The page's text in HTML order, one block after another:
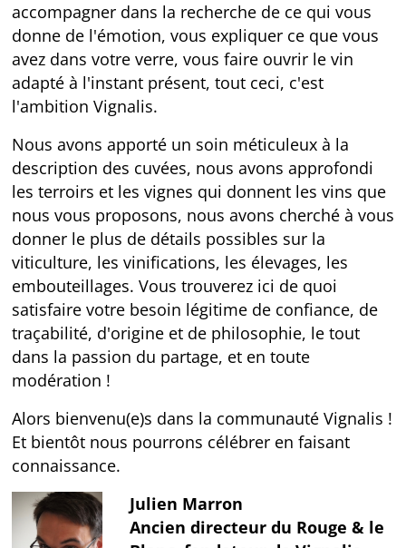
accompagner dans la recherche de ce qui vous
donne de l'émotion, vous expliquer ce que vous
avez dans votre verre, vous faire ouvrir le vin
adapté à l'instant présent, tout ceci, c'est
l'ambition Vignalis.
Nous avons apporté un soin méticuleux à la
description des cuvées, nous avons approfondi
les terroirs et les vignes qui donnent les vins que
nous vous proposons, nous avons cherché à vous
donner le plus de détails possibles sur la
viticulture, les vinifications, les élevages, les
embouteillages. Vous trouverez ici de quoi
satisfaire votre besoin légitime de confiance, de
traçabilité, d'origine et de philosophie, le tout
dans la passion du partage, et en toute
modération !
Alors bienvenu(e)s dans la communauté Vignalis !
Et bientôt nous pourrons célébrer en faisant
connaissance.
Julien Marron
Ancien directeur du Rouge & le